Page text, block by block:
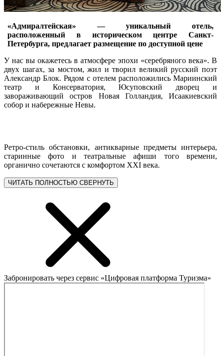
«Адмиралтейская» — уникальный отель,
расположенный в историческом центре Санкт-
Петербурга, предлагает размещение по доступной цене
У нас вы окажетесь в атмосфере эпохи «серебряного века». В
двух шагах, за мостом, жил и творил великий русский поэт
Александр Блок. Рядом с отелем расположились Мариинский
театр и Консерватория, Юсуповский дворец и
завораживающий остров Новая Голландия, Исаакиевский
собор и набережные Невы.
Ретро-стиль обстановки, антикварные предметы интерьера,
старинные фото и театральные афиши того времени,
органично сочетаются с комфортом XXI века.
ЧИТАТЬ ПОЛНОСТЬЮ СВЕРНУТЬ
Забронировать через сервис «Цифровая платформа Туризма»